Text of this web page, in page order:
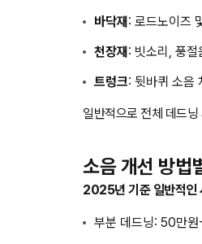
바닥재: 로드노이즈
천장재: 빗소리, 풍절
트렁크: 뒷바퀴 소음
일반적으로 전체 데드
소음 개선 방법
2025년 기준 일반적인
부분 데드닝: 50만